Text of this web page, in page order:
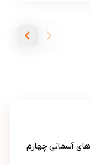
آسمانی چهارم